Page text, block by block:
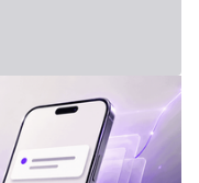
的计划、市场简报和回
问题不在于信息匮乏，
的观点和信号交织在市